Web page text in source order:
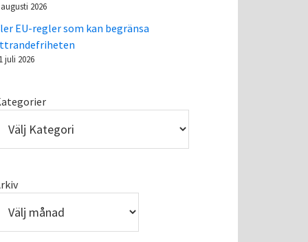
2026
EU-regler som kan begränsa
juli 2026